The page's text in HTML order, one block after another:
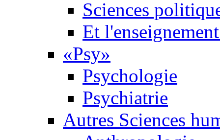
Sciences
Et
«Psy»
Psychologie
Psychiatrie
Autres Sciences